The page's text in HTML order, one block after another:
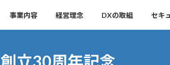
事業内容 経営理念 DXの取組 セキ